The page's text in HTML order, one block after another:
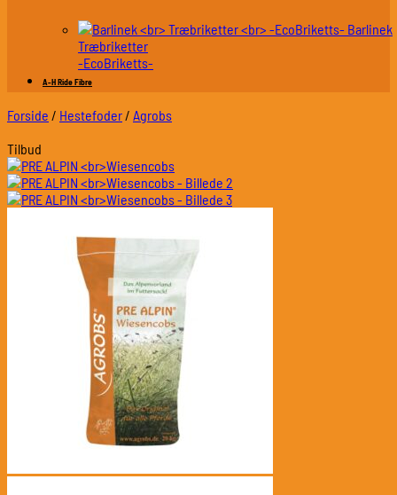
Barlinek
Træbriketter
-EcoBriketts-
A-H Ride Fibre
Forside / Hestefoder / Agrobs
Tilbud